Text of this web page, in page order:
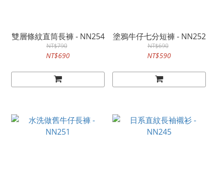
雙層條紋直筒長褲 - NN254
NT$790
NT$690
塗鴉牛仔七分短褲 - NN252
NT$690
NT$590